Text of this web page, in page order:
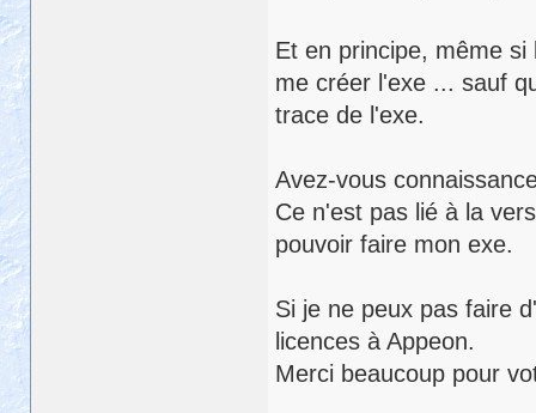
Et en principe, même
me créer l'exe ... sauf
trace de l'exe.
Avez-vous
Ce n'est pas lié à la
pouvoir faire mon exe.
Si je ne peux pas faire
licences à Appeon.
Merci beaucoup pour